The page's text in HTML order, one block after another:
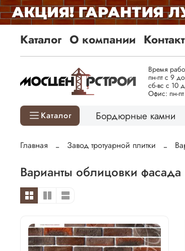
Каталог О компании
Время
пн-пт с 9
сб-вс с 10
Офис: пн-
Каталог Бордюрные камни
Главная Завод тротуарной плитки
Варианты облицовки фасада